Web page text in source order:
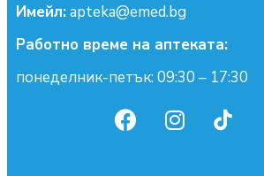
Имейл:apteka@emed.bg
Работно време на аптеката:
понеделник-петък: 09:30 – 17:30